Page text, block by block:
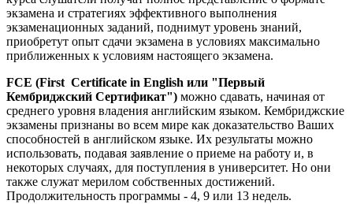
экзамена и стратегиях эффективного выполнения
экзаменационных заданий, поднимут уровень знаний,
приобретут опыт сдачи экзамена в условиях максимально
приближенных к условиям настоящего экзамена.
FCE (First Certificate in English или "Первый
Кембриджский Сертификат") можно сдавать, начиная от
среднего уровня владения английским языком. Кембриджские
экзамены признаны во всем мире как доказательство Ваших
способностей в английском языке. Их результаты можно
использовать, подавая заявление о приеме на работу и, в
некоторых случаях, для поступления в университет. Но они
также служат мерилом собственных достижений.
Продолжительность программы - 4, 9 или 13 недель.